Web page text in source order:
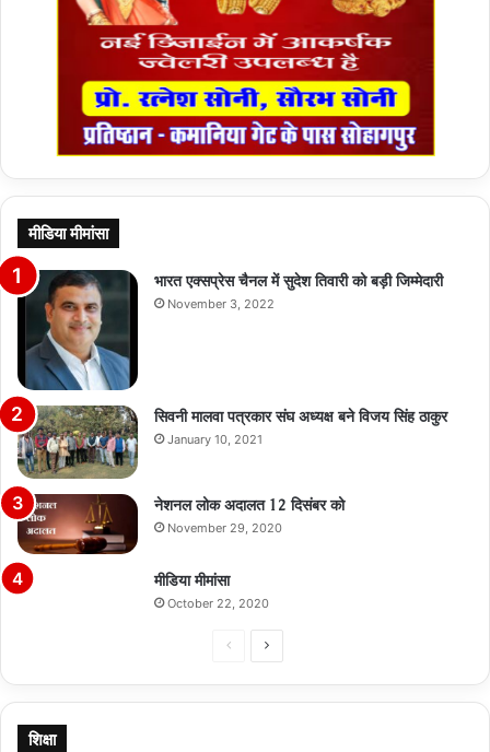
मीडिया मीमांसा
भारत एक्सप्रेस चैनल में सुदेश तिवारी को बड़ी जिम्मेदारी
November 3, 2022
सिवनी मालवा पत्रकार संघ अध्यक्ष बने विजय सिंह ठाकुर
January 10, 2021
नेशनल लोक अदालत 12 दिसंबर को
November 29, 2020
मीडिया मीमांसा
October 22, 2020
PreviousNext
शिक्षा